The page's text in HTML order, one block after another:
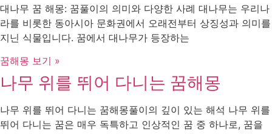
대나무 꿈 해몽: 꿈풀이의 의미와 다양한 사례 대나무는 우리나
라를 비롯한 동아시아 문화권에서 오래전부터 상징성과 의미를
지닌 식물입니다. 꿈에서 대나무가 등장하는
꿈해몽 보기 »
나무 위를 뛰어 다니는 꿈해몽
나무 위를 뛰어 다니는 꿈해몽풀이의 깊이 있는 해석 나무 위를
뛰어 다니는 꿈은 매우 독특하고 인상적인 꿈 중 하나로, 꿈을